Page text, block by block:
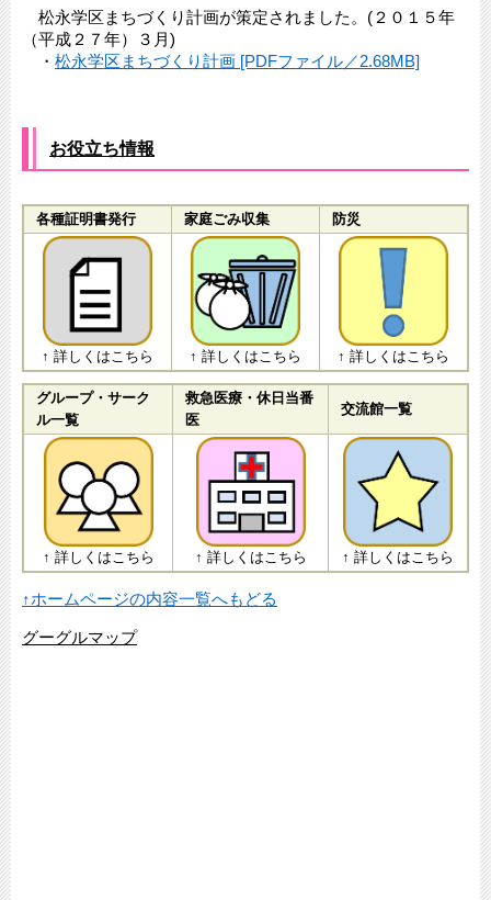
松永学区まちづくり計画が策定されました。(２０１５年
（平成２７年）３月)
・ 松永学区まちづくり計画 [PDFファイル／2.68MB]
お役立ち情報
各種証明書発行 家庭ごみ収集 防災
↑ 詳しくはこちら ↑ 詳しくはこちら ↑ 詳しくはこちら
グループ・サーク
ル一覧
救急医療・休日当番
医
交流館一覧
↑ 詳しくはこちら ↑ 詳しくはこちら ↑ 詳しくはこちら
↑ホームページの内容一覧へもどる
グーグルマップ